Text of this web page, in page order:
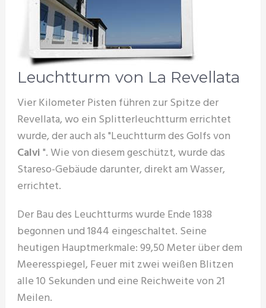
Leuchtturm von La Revellata
Vier Kilometer Pisten führen zur Spitze der
Revellata, wo ein Splitterleuchtturm errichtet
wurde, der auch als "Leuchtturm des Golfs von
Calvi". Wie von diesem geschützt, wurde das
Stareso-Gebäude darunter, direkt am Wasser,
errichtet.
Der Bau des Leuchtturms wurde Ende 1838
begonnen und 1844 eingeschaltet. Seine
heutigen Hauptmerkmale: 99,50 Meter über dem
Meeresspiegel, Feuer mit zwei weißen Blitzen
alle 10 Sekunden und eine Reichweite von 21
Meilen.